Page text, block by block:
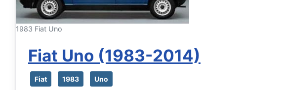
1983 Fiat Uno
Fiat Uno (1983-2014)
Fiat 1983 Uno